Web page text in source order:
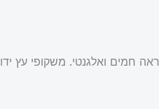
חמים ואלגנטי. משקופי עץ